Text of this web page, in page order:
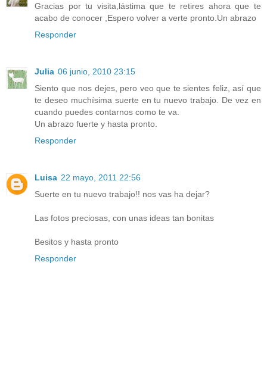
Gracias por tu visita,lástima que te retires ahora que te
acabo de conocer ,Espero volver a verte pronto.Un abrazo
Responder
Julia 06 junio, 2010 23:15
Siento que nos dejes, pero veo que te sientes feliz, así que
te deseo muchísima suerte en tu nuevo trabajo. De vez en
cuando puedes contarnos como te va.
Un abrazo fuerte y hasta pronto.
Responder
Luisa 22 mayo, 2011 22:56
Suerte en tu nuevo trabajo!! nos vas ha dejar?
Las fotos preciosas, con unas ideas tan bonitas
Besitos y hasta pronto
Responder